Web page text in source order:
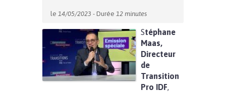
le 14/05/2023 - Durée 12 minutes
Stéphane
Maas,
Directeur
de
Transition
Pro IDF,